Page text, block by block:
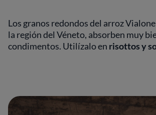
Los granos redondos del arroz
la región del Véneto, absorben muy
condimentos. Utilízalo en risottos y